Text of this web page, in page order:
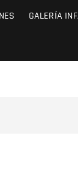
GALERÍA